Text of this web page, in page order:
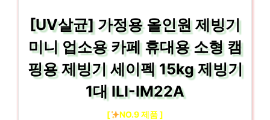
[UV살균] 가정용 올인원 제빙기
미니 업소용 카페 휴대용 소형 캠
핑용 제빙기 세이펙 15kg 제빙기
1대 ILI-IM22A
[ NO.9 제품 ]